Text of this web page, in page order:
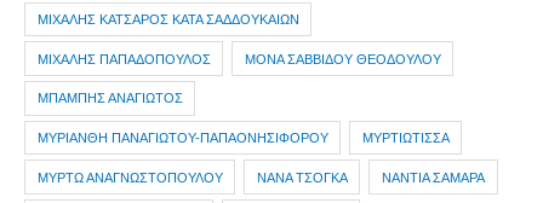
ΜΙΧΑΛΗΣ ΚΑΤΣΑΡΟΣ ΚΑΤΑ ΣΑΔΔΟΥΚΑΙΩΝ
ΜΙΧΑΛΗΣ ΠΑΠΑΔΟΠΟΥΛΟΣ ΜΟΝΑ ΣΑΒΒΙΔΟΥ ΘΕΟΔΟΥΛΟΥ
ΜΠΑΜΠΗΣ ΑΝΑΓΙΩΤΟΣ
ΜΥΡΙΑΝΘΗ ΠΑΝΑΓΙΩΤΟΥ-ΠΑΠΑΟΝΗΣΙΦΟΡΟΥ ΜΥΡΤΙΩΤΙΣΣΑ
ΜΥΡΤΩ ΑΝΑΓΝΩΣΤΟΠΟΥΛΟΥ ΝΑΝΑ ΤΣΟΓΚΑ ΝΑΝΤΙΑ ΣΑΜΑΡΑ